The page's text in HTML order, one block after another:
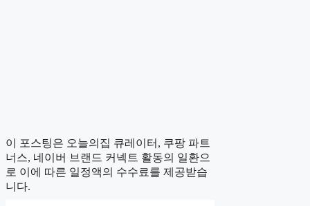
이 포스팅은 오늘의집 큐레이터, 쿠팡 파트
너스, 네이버 브랜드 커넥트 활동의 일환으
로 이에 따른 일정액의 수수료를 제공받습
니다.